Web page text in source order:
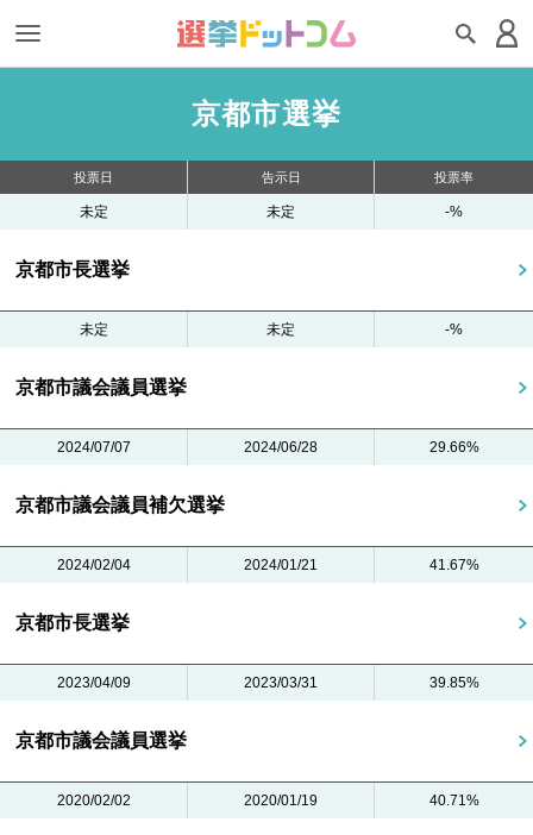
京都市選挙
投票日 告示日 投票率
未定 未定 -%
京都市長選挙
未定 未定 -%
京都市議会議員選挙
2024/07/07 2024/06/28 29.66%
京都市議会議員補欠選挙
2024/02/04 2024/01/21 41.67%
京都市長選挙
2023/04/09 2023/03/31 39.85%
京都市議会議員選挙
2020/02/02 2020/01/19 40.71%